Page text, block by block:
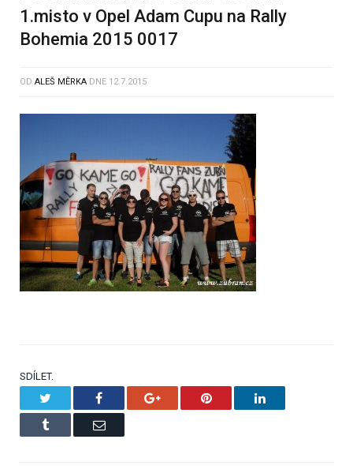
1.misto v Opel Adam Cupu na Rally
Bohemia 2015 0017
OD ALEŠ MĚRKA DNE 12.7.2015
SDÍLET.
Facebook Google+ Pinterest LinkedIn
Tumblr Email